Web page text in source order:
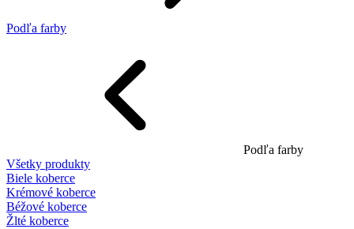
Podľa farby
Podľa farby
Všetky produkty
Biele koberce
Krémové koberce
Béžové koberce
Žlté koberce